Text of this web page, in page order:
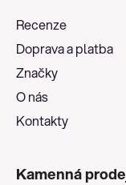
Recenze
Doprava a platba
Značky
O nás
Kontakty
Kamenná